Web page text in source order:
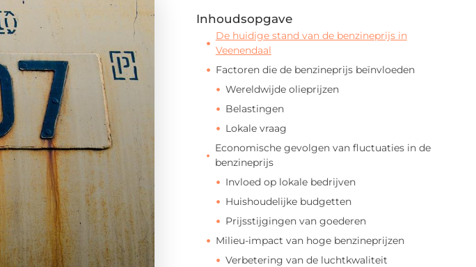
Inhoudsopgave
De huidige stand van de benzineprijs in
Veenendaal
Factoren die de benzineprijs beïnvloeden
Wereldwijde olieprijzen
Belastingen
Lokale vraag
Economische gevolgen van fluctuaties in de
benzineprijs
Invloed op lokale bedrijven
Huishoudelijke budgetten
Prijsstijgingen van goederen
Milieu-impact van hoge benzineprijzen
Verbetering van de luchtkwaliteit